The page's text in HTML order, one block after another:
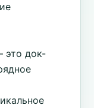
это док-